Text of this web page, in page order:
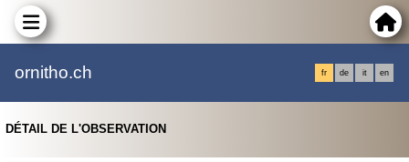
ornitho.ch fr de it en
DÉTAIL DE L'OBSERVATION